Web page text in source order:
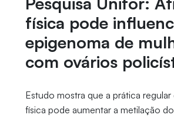
física pode
epigenoma de
com ovários
Estudo mostra que a prática regular
física pode aumentar a metilação